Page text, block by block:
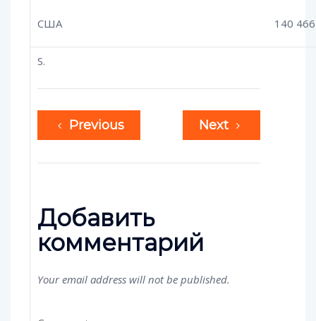
США 140 466
S.
Previous Next
Добавить
комментарий
Your email address will not be published.